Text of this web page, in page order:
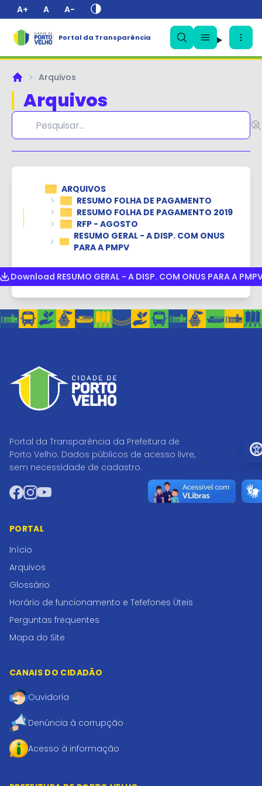
A+ A A-
Portal da Transparência
PrincipalArquivos
Arquivos
ARQUIVOS
RESUMO FOLHA DE PAGAMENTO
RESUMO FOLHA DE PAGAMENTO 2019
RFP - AGOSTO
RESUMO GERAL - A DISP. COM ONUS
PARA A PMPV
Download RESUMO GERAL - A DISP. COM ONUS PARA A
Portal da Transparência da Prefeitura de
Porto Velho. Dados públicos de acesso livre,
sem necessidade de cadastro.
Facebook
Instagram
YouTube
PORTAL
Início
Arquivos
Glossário
Horário de funcionamento e Tefefones Úteis
Perguntas frequentes
Mapa do Site
CANAIS DO CIDADÃO
Ouvidoria
Denúncia à corrupção
Acesso à informação
✕
Ir